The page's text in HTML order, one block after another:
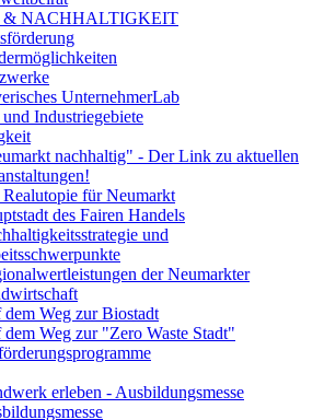
& NACHHALTIGKEIT
UnternehmerLab
Industriegebiete
nachhaltig" - Der Link zu aktuellen
für Neumarkt
des Fairen Handels
und
der Neumarkter
Weg zur Biostadt
Weg zur "Zero Waste Stadt"
erleben - Ausbildungsmesse